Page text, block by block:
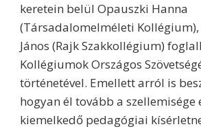
keretein belül Opauszki Hanna
(Társadalomelméleti Kollégium),
János (Rajk Szakkollégium)
Kollégiumok Országos
történetével. Emellett arról is
hogyan él tovább a szellemisége
kiemelkedő pedagógiai